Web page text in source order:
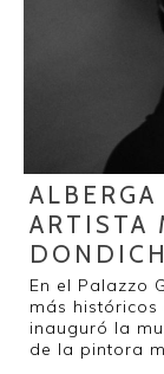
ARTISTA
DONDICH
En el Palazzo
más
inauguró la
de la pintora